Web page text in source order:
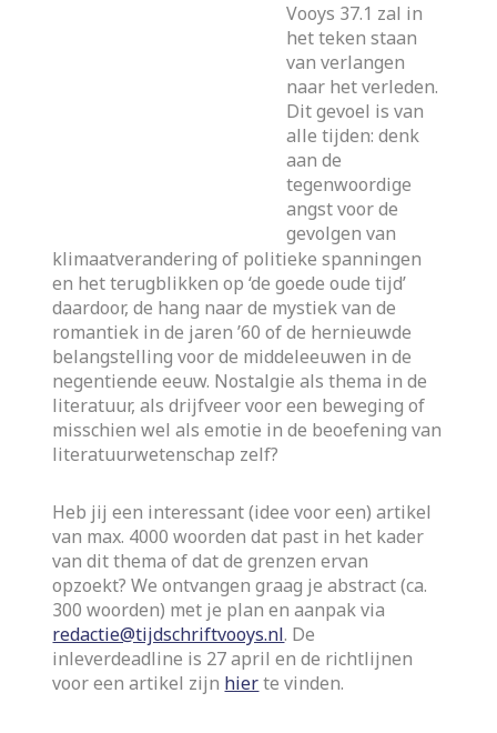
Vooys 37.1 zal in
het teken staan
van verlangen
naar het verleden.
Dit gevoel is van
alle tijden: denk
aan de
tegenwoordige
angst voor de
gevolgen van
klimaatverandering of politieke spanningen
en het terugblikken op ‘de goede oude tijd’
daardoor, de hang naar de mystiek van de
romantiek in de jaren ’60 of de hernieuwde
belangstelling voor de middeleeuwen in de
negentiende eeuw. Nostalgie als thema in de
literatuur, als drijfveer voor een beweging of
misschien wel als emotie in de beoefening van
literatuurwetenschap zelf?
Heb jij een interessant (idee voor een) artikel
van max. 4000 woorden dat past in het kader
van dit thema of dat de grenzen ervan
opzoekt? We ontvangen graag je abstract (ca.
300 woorden) met je plan en aanpak via
redactie@tijdschriftvooys.nl. De
inleverdeadline is 27 april en de richtlijnen
voor een artikel zijn hierte vinden.